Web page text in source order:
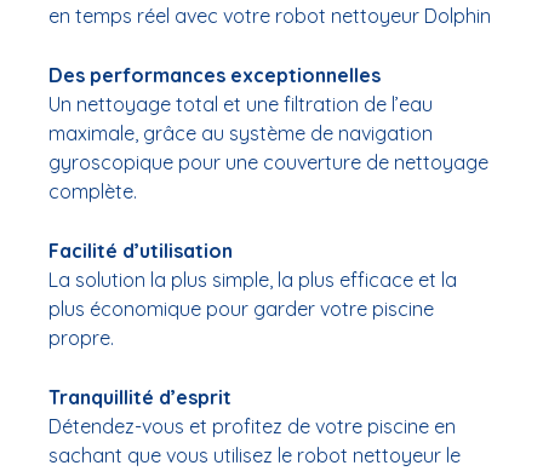
en temps réel avec votre robot nettoyeur Dolphin
Des performances exceptionnelles
Un nettoyage total et une filtration de l’eau
maximale, grâce au système de navigation
gyroscopique pour une couverture de nettoyage
complète.
Facilité d’utilisation
La solution la plus simple, la plus efficace et la
plus économique pour garder votre piscine
propre.
Tranquillité d’esprit
Détendez-vous et profitez de votre piscine en
sachant que vous utilisez le robot nettoyeur le